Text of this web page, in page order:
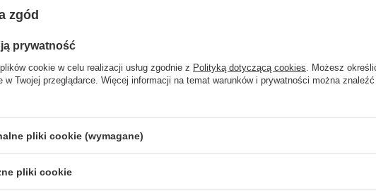
zgód
prywatność
cookie w celu realizacji usług zgodnie z Polityką dotyczącą cookies . Możesz
w Twojej przeglądarce. Więcej informacji na temat warunków i prywatności można
pliki cookie (wymagane)
pliki cookie